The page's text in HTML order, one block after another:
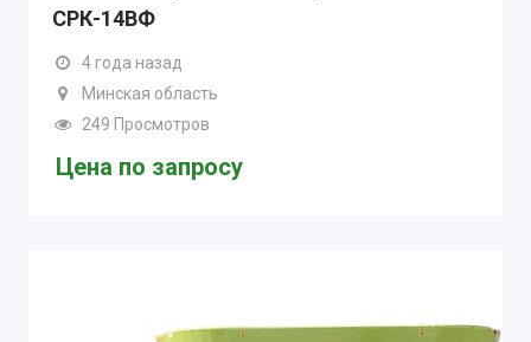
СРК-14ВФ
4 года назад
Минская область
249 Просмотров
Цена по запросу